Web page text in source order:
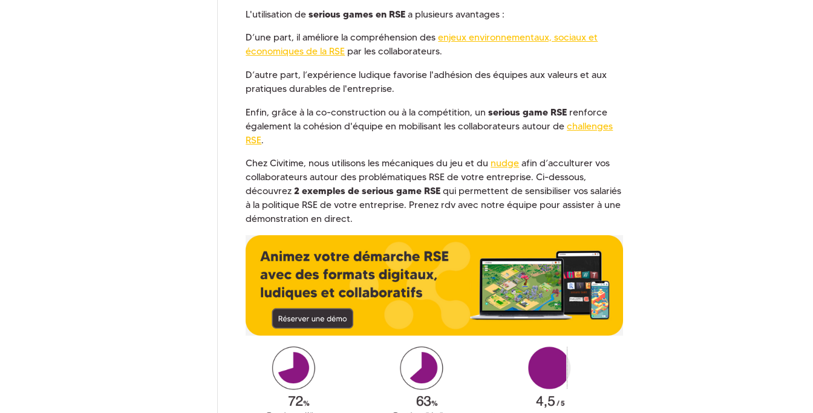
L'utilisation deserious games en RSE a plusieurs avantages :
D’une part, il améliore la compréhension desenjeux environnementaux, sociaux et
économiques de la RSE par les collaborateurs.
D’autre part, l’expérience ludique favorise l'adhésion des équipes aux valeurs et aux
pratiques durables de l'entreprise.
Enfin, grâce à la co-construction ou à la compétition, unserious game RSE renforce
également la cohésion d'équipe en mobilisant les collaborateurs autour dechallenges
RSE.
Chez Civitime, nous utilisons les mécaniques du jeu et du nudge afin d’acculturer vos
collaborateurs autour des problématiques RSE de votre entreprise. Ci-dessous,
découvrez2 exemples de serious game RSE qui permettent de sensibiliser vos salariés
à la politique RSE de votre entreprise. Prenez rdv avec notre équipe pour assister à une
démonstration en direct.